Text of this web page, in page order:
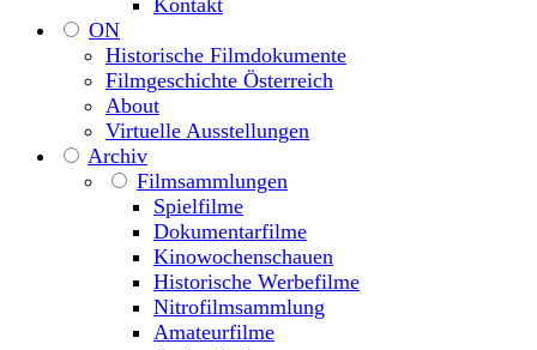
ON
Historische Filmdokumente
Filmgeschichte Österreich
About
Virtuelle Ausstellungen
Archiv
Filmsammlungen
Spielfilme
Dokumentarfilme
Kinowochenschauen
Historische Werbefilme
Nitrofilmsammlung
Amateurfilme